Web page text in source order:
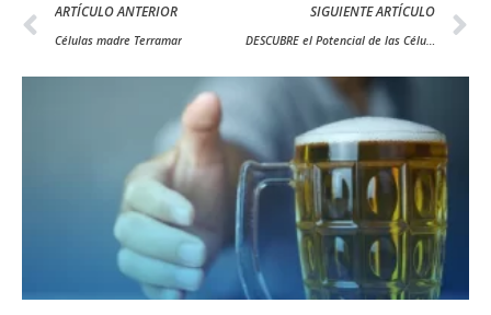
ARTÍCULO ANTERIOR
Células madre Terramar
SIGUIENTE ARTÍCULO
DESCUBRE el Potencial de las Células Madre